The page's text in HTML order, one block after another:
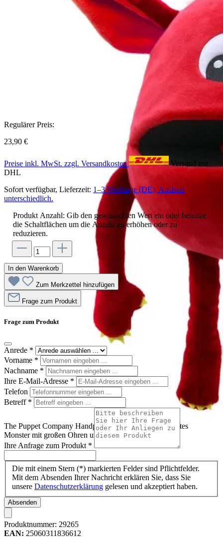
The Puppet Company Handpuppe Baby Monster rot, rotes
Monster mit großen Ohren und rosa Nase
Regulärer Preis:
23,90 €
Preise inkl. MwSt. zzgl. Versandkosten
Versand mit
DHL
Sofort verfügbar, Lieferzeit: 1–3 Werktage (DE), Ausland
unterschiedlich.
Produkt Anzahl: Gib den gewünschten Wert ein oder benutze
die Schaltflächen um die Anzahl zu erhöhen oder zu
reduzieren.
In den Warenkorb
Zum Merkzettel hinzufügen
Frage zum Produkt
Frage zum Produkt
Anrede *
Vorname *
Nachname *
Ihre E-Mail-Adresse *
Telefon
Betreff *
Ihre Anfrage zum Produkt *
Die mit einem Stern (*) markierten Felder sind Pflichtfelder.
Mit dem Absenden Ihrer Nachricht erklären Sie, dass Sie
unsere Datenschutzerklärung gelesen und akzeptiert haben.
Absenden
Produktnummer: 29265
EAN: 25060311836612